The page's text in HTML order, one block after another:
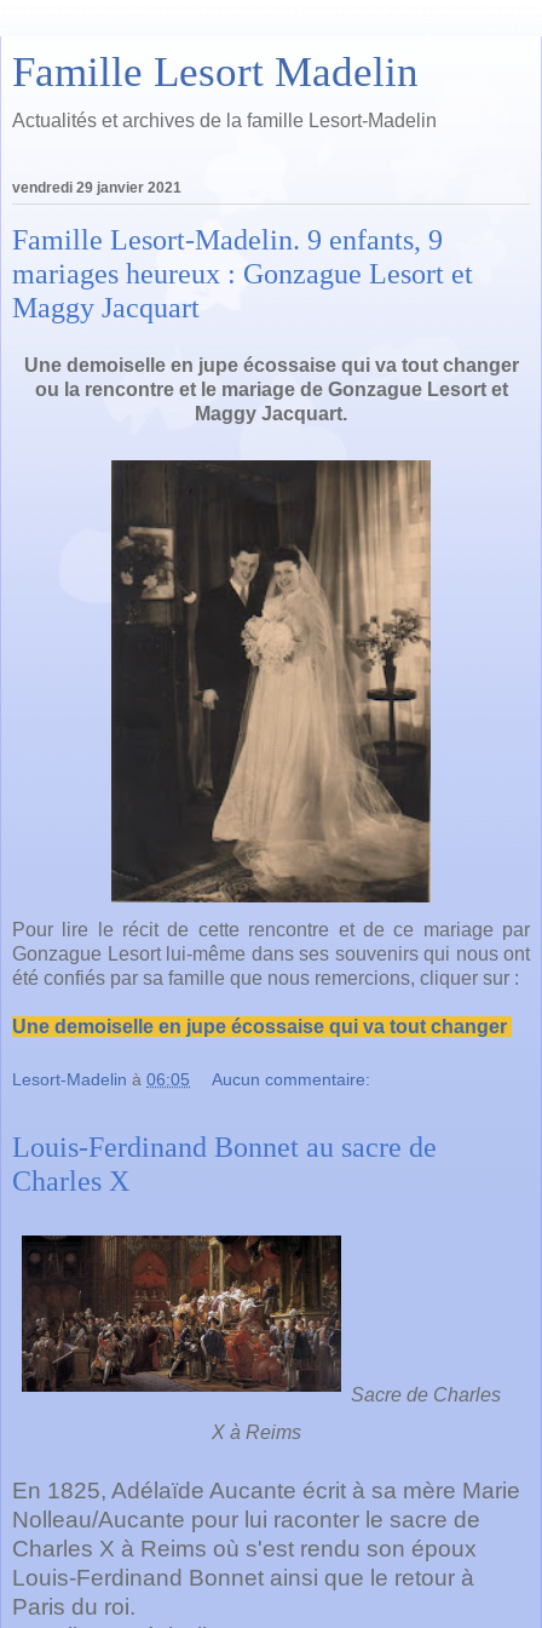
Famille Lesort Madelin
Actualités et archives de la famille Lesort-Madelin
vendredi 29 janvier 2021
Famille Lesort-Madelin. 9 enfants, 9
mariages heureux : Gonzague Lesort et
Maggy Jacquart
Une demoiselle en jupe écossaise qui va tout changer
ou la rencontre et le mariage de Gonzague Lesort et
Maggy Jacquart.
Pour lire le récit de cette rencontre et de ce mariage par
Gonzague Lesort lui-même dans ses souvenirs qui nous ont
été confiés par sa famille que nous remercions, cliquer sur :
Une demoiselle en jupe écossaise qui va tout changer
Lesort-Madelin à 06:05 Aucun commentaire:
Louis-Ferdinand Bonnet au sacre de
Charles X
Sacre de Charles
X à Reims
En 1825, Adélaïde Aucante écrit à sa mère Marie
Nolleau/Aucante pour lui raconter le sacre de
Louis-Ferdinand Bonnet ainsi que le retour à
Paris du roi.